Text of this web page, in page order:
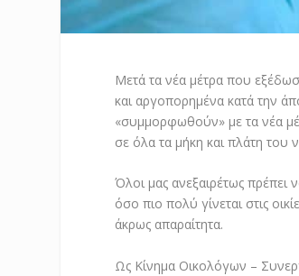
Μετά τα νέα μέτρα που
και αργοπορημένα κατά την
«συμμορφωθούν» με τα νέα
σε όλα τα μήκη και πλάτη του
Όλοι μας ανεξαιρέτως
όσο πιο πολύ γίνεται στις
άκρως απαραίτητα.
Ως Κίνημα Οικολόγων –